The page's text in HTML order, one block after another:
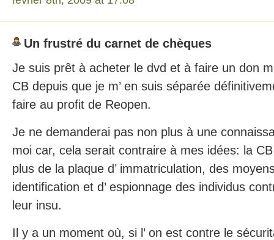
Un frustré du carnet de chèques
Je suis prêt à acheter le dvd et à faire un don
CB depuis que je m’ en suis séparée
faire au profit de Reopen.
Je ne demanderai pas non plus à une
moi car, cela serait contraire à mes idées: la
plus de la plaque d’ immatriculation, des
identification et d’ espionnage des individus
leur insu.
Il y a un moment où, si l’ on est contre le